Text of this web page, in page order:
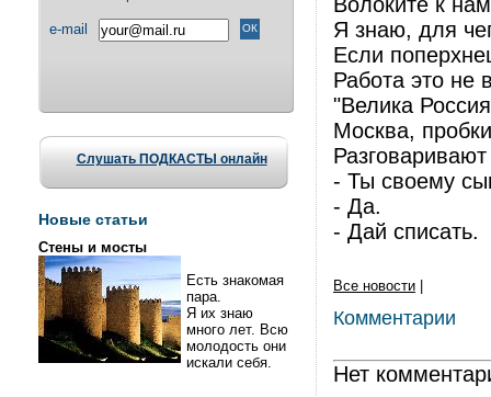
e-mail
Слушать ПОДКАСТЫ онлайн
Новые статьи
Стены и мосты
Есть знакомая
пара.
Я их знаю
много лет. Всю
молодость они
искали себя.
Я знаю, для
Если
Работа это не
"Велика
Москва,
- Ты своему
- Да.
- Дай списать.
Все новости
Комментарии
Нет